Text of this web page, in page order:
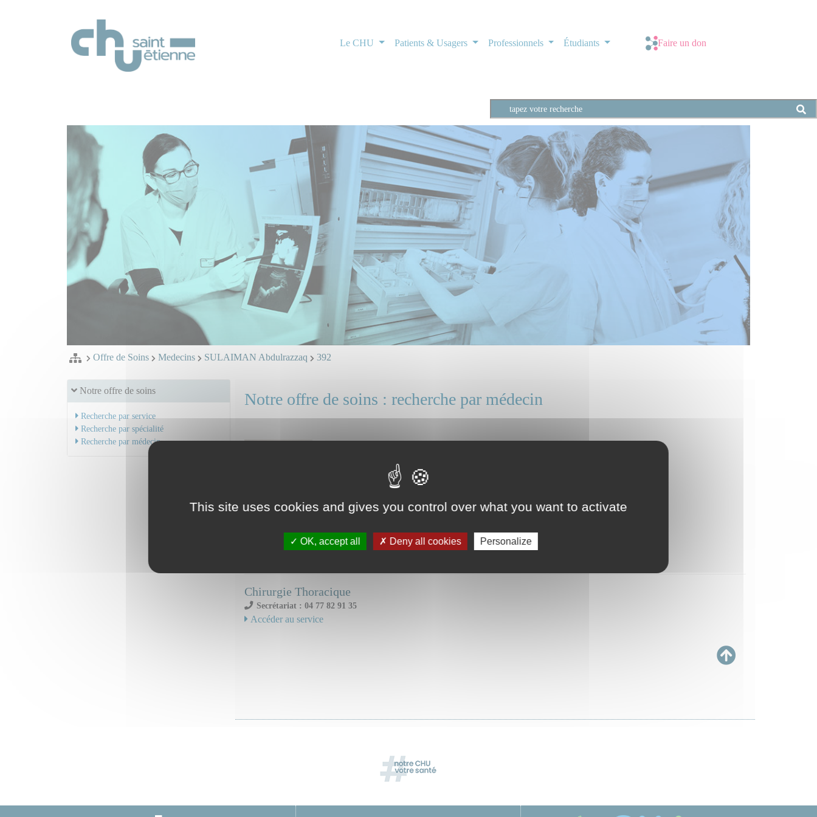
Le CHU Patients & Usagers Professionnels Étudiants Faire un don
Offre de Soins Medecins SULAIMAN Abdulrazzaq 392
Notre offre de soins
Recherche par service
Recherche par spécialité
Recherche par médecin
Notre offre de soins : recherche par médecin
Service(s) ou unité(s) concerné(s) :
Chirurgie Thoracique
Secrétariat : 04 77 82 91 35
Accéder au service
This site uses cookies and gives you control over what you want to activate
OK, accept all Deny all cookies Personalize